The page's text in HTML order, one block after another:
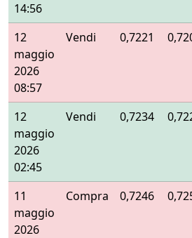
14:56
12
maggio
2026
08:57
Vendi 0,7221
12
maggio
2026
02:45
Vendi 0,7234
11
maggio
2026
Compra 0,7246